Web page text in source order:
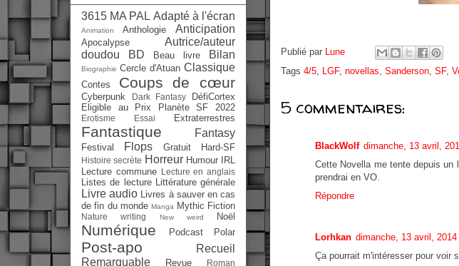
Publié par Lune
Tags 4/5, LGF, novellas, Sanderson, SF,
5 commentaires:
BlackWolf dimanche, 13 avril,
Cette Novella me tente depuis
prendrai en VO.
Répondre
Lorhkan dimanche, 13 avril, 2014
Ça pourrait m'intéresser pour voir
3615 MA PAL Adapté à l'écran
Animation Anthologie Anticipation
Apocalypse
Autrice/auteur
doudou
BD Beau livre Bilan
Biographie Cercle d'Atuan Classique
Contes Coups de cœur
Cyberpunk Dark Fantasy
DéfiCortex
Eligible au Prix Planète SF 2022
Erotisme Essai Extraterrestres
Fantastique Fantasy
Festival Flops Gratuit Hard-SF
Histoire secrète Horreur Humour
IRL
Lecture commune Lecture en anglais
Listes de lecture Littérature générale
Livre audio
Livres à sauver en cas
de fin du monde Manga Mythic Fiction
Nature writing New weird Noël
Numérique Podcast Polar
Post-apo
Recueil
Remarquable
Revue
Roman